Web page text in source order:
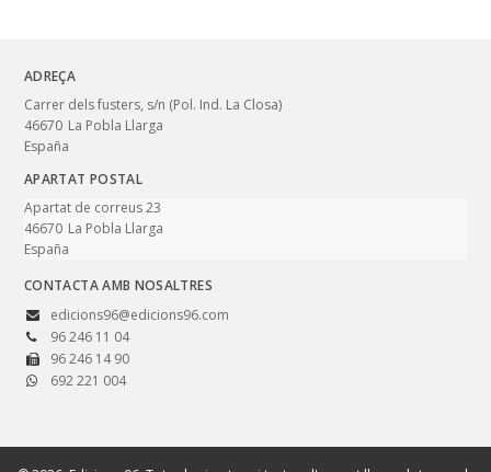
ADREÇA
Carrer dels fusters, s/n (Pol. Ind. La Closa)
46670 La Pobla Llarga
España
APARTAT POSTAL
Apartat de correus 23
46670 La Pobla Llarga
España
CONTACTA AMB NOSALTRES
edicions96@edicions96.com
96 246 11 04
96 246 14 90
692 221 004